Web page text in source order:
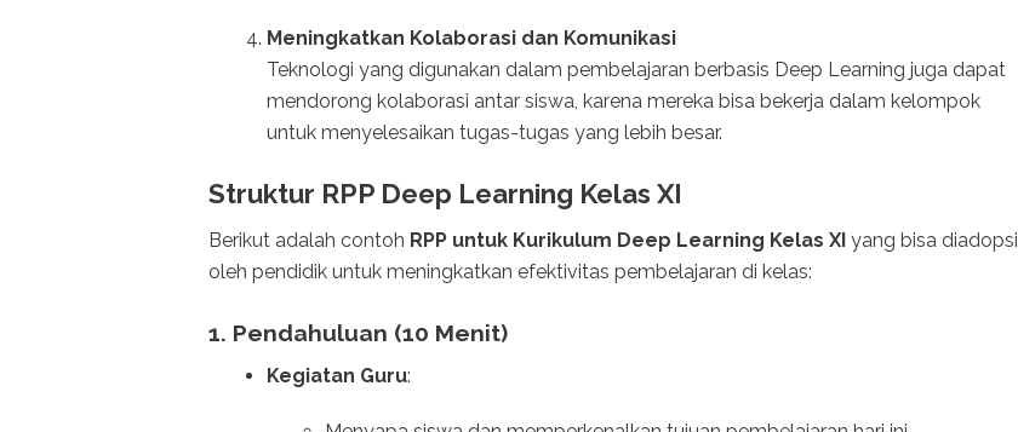
Meningkatkan Kolaborasi dan Komunikasi
Teknologi yang digunakan dalam pembelajaran berbasis Deep Learning juga dapat
mendorong kolaborasi antar siswa, karena mereka bisa bekerja dalam kelompok
untuk menyelesaikan tugas-tugas yang lebih besar.
Struktur RPP Deep Learning Kelas XI
Berikut adalah contoh RPP untuk Kurikulum Deep Learning Kelas XI yang bisa diadopsi
oleh pendidik untuk meningkatkan efektivitas pembelajaran di kelas:
1. Pendahuluan (10 Menit)
Kegiatan Guru: